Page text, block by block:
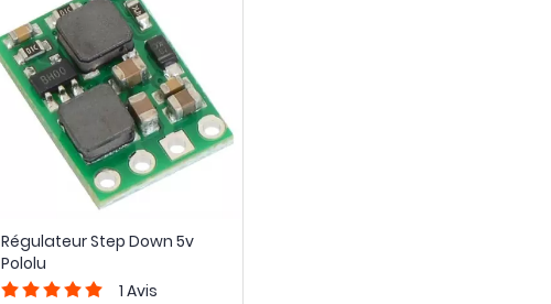
Régulateur Step Down 5v
Pololu
1 Avis